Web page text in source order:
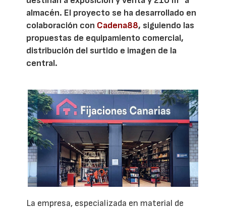
almacén. El proyecto se ha desarrollado en
colaboración con Cadena88, siguiendo las
propuestas de equipamiento comercial,
distribución del surtido e imagen de la
central.
La empresa, especializada en material de